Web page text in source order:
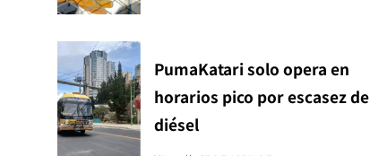
PumaKatari solo opera en
horarios pico por escasez de
diésel